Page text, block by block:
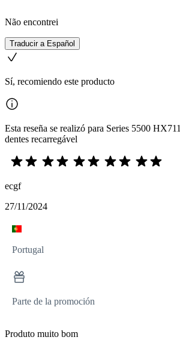
Não encontrei
Traducir a Español
Sí, recomiendo este producto
Esta reseña se realizó para Series 5500
dentes recarregável
ecgf
27/11/2024
Portugal
Parte de la promoción
Produto muito bom